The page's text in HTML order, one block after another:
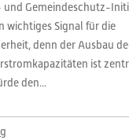
Gemeindeschutz-
wichtiges Signal für die
denn der Ausbau
ist
den...